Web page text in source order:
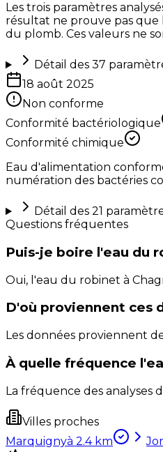
Les trois paramètres
résultat ne prouve pas que
du plomb. Ces valeurs ne
Détail des 37
18 août 2025
Non conforme
Conformité bactériologique
Conformité chimique
Eau d'alimentation
numération des bactéries
Détail des 21
Questions fréquentes
Puis-je boire l'eau du
Oui, l'eau du robinet à
D'où proviennent ces
Les données proviennent
À quelle fréquence
La fréquence des analyses
Villes proches
Marquignyà 2.4km